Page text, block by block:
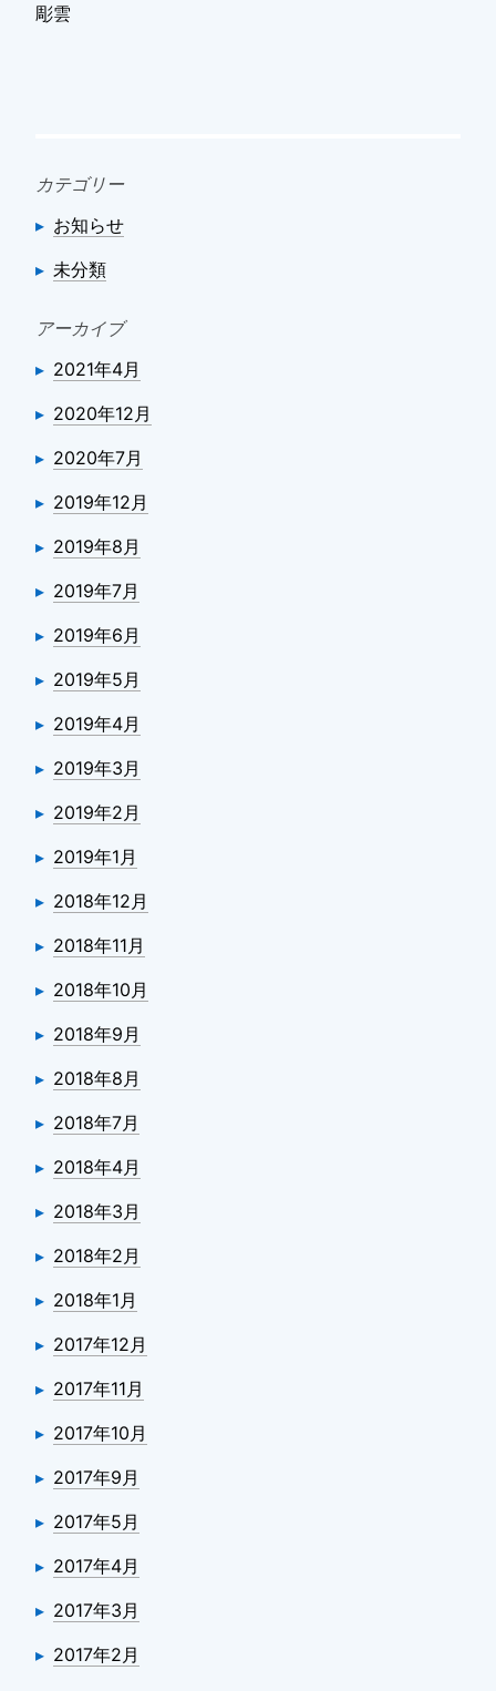
彫雲
カテゴリー
お知らせ
未分類
アーカイブ
2021年4月
2020年12月
2020年7月
2019年12月
2019年8月
2019年7月
2019年6月
2019年5月
2019年4月
2019年3月
2019年2月
2019年1月
2018年12月
2018年11月
2018年10月
2018年9月
2018年8月
2018年7月
2018年4月
2018年3月
2018年2月
2018年1月
2017年12月
2017年11月
2017年10月
2017年9月
2017年5月
2017年4月
2017年3月
2017年2月